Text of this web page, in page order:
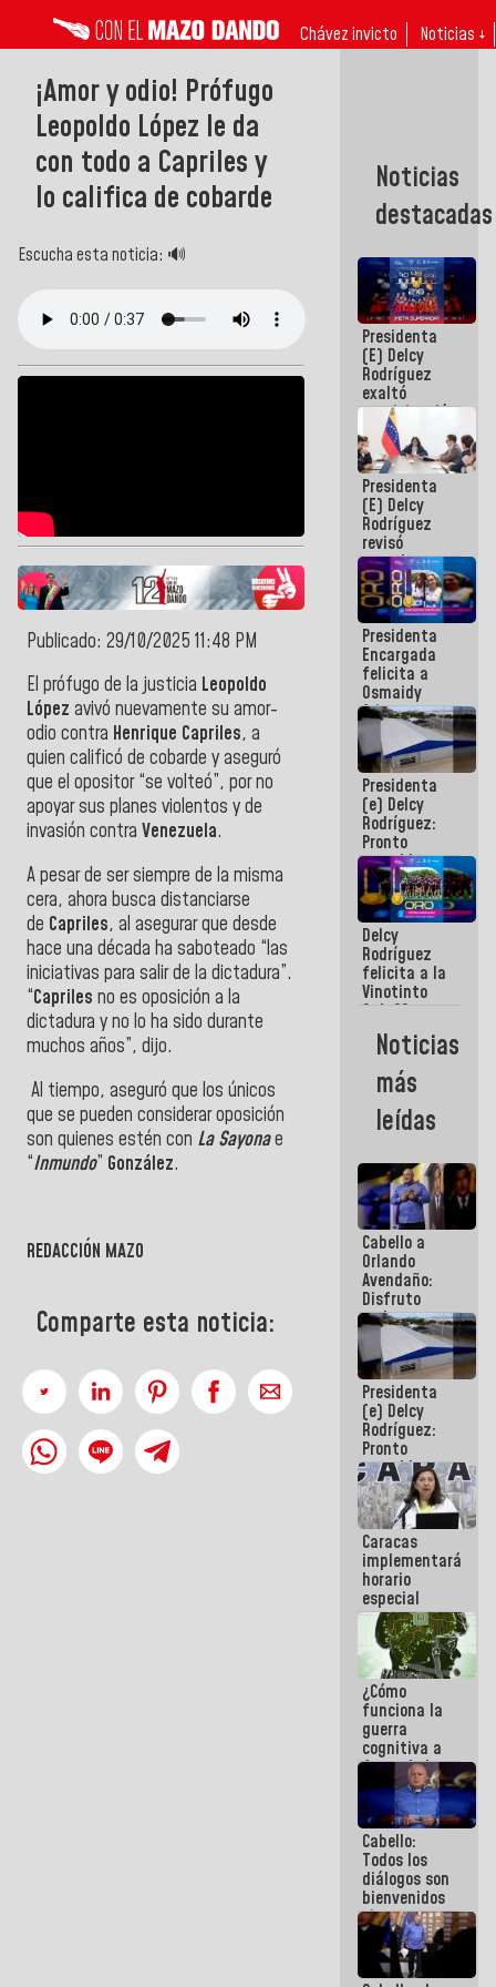
Chávez invicto Noticias ↓
¡Amor y odio! Prófugo
Leopoldo López le da
con todo a Capriles y
lo califica de cobarde
Escucha esta noticia: 🔊
Publicado: 29/10/2025 11:48 PM
El prófugo de la justicia Leopoldo
López avivó nuevamente su amor-
odio contra Henrique Capriles, a
quien calificó de cobarde y aseguró
que el opositor “se volteó”, por no
apoyar sus planes violentos y de
invasión contra Venezuela.
A pesar de ser siempre de la misma
cera, ahora busca distanciarse
de Capriles, al asegurar que desde
hace una década ha saboteado “las
iniciativas para salir de la dictadura”.
“Capriles no es oposición a la
dictadura y no lo ha sido durante
muchos años”, dijo.
Al tiempo, aseguró que los únicos
que se pueden considerar oposición
son quienes estén con La Sayonae
“Inmundo” González.
REDACCIÓN MAZO
Comparte esta noticia:
Noticias
destacadas
Presidenta
(E) Delcy
Rodríguez
exaltó
participación
de
Venezuela
en Juegos
Centroamericanos
y del Caribe
2026
Presidenta
(E) Delcy
Rodríguez
revisó
agenda
económica y
ejecución de
fondos de
emergencia
post-sismos
Presidenta
Encargada
felicita a
Osmaidy
Arias y
Giraly
Marcano por
hacer
historia en
los
Centroamericanos
Presidenta
(e) Delcy
Rodríguez:
Pronto
restableceremos
las
operaciones
en el
Aeropuerto
Internacional
de
Maiquetía
Delcy
Rodríguez
felicita a la
Vinotinto
Sub 20
campeona
frente
México Sub
23 en los
Centroamericanos
Noticias
más
leídas
Cabello a
Orlando
Avendaño:
Disfruto
cada vez
que escribes
porque lo
que haces
es
embarrarla
Presidenta
(e) Delcy
Rodríguez:
Pronto
restableceremos
las
operaciones
en el
Aeropuerto
Internacional
de
Maiquetía
Caracas
implementará
horario
especial
para
adaptarse
al plan de
ahorro
energético
¿Cómo
funciona la
guerra
cognitiva a
favor de la
narrativa
hegemónica?
(1)
Cabello:
Todos los
diálogos son
bienvenidos
siempre que
estén en el
marco de la
Constitución